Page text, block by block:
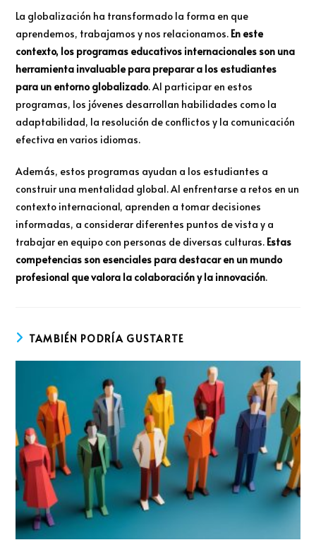
La globalización ha transformado la forma en que
aprendemos, trabajamos y nos relacionamos. En este
contexto, los programas educativos internacionales son una
herramienta invaluable para preparar a los estudiantes
para un entorno globalizado. Al participar en estos
programas, los jóvenes desarrollan habilidades como la
adaptabilidad, la resolución de conflictos y la comunicación
efectiva en varios idiomas.
Además, estos programas ayudan a los estudiantes a
construir una mentalidad global. Al enfrentarse a retos en un
contexto internacional, aprenden a tomar decisiones
informadas, a considerar diferentes puntos de vista y a
trabajar en equipo con personas de diversas culturas. Estas
competencias son esenciales para destacar en un mundo
profesional que valora la colaboración y la innovación.
TAMBIÉN PODRÍA GUSTARTE